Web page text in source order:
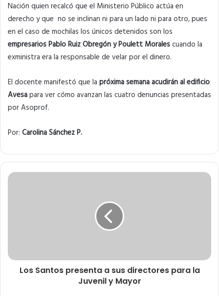
Nación quien recalcó que el Ministerio Público actúa en
derecho y que no se inclinan ni para un lado ni para otro, pues
en el caso de mochilas los únicos detenidos son los
empresarios Pablo Ruiz Obregón y Poulett Moralescuando la
exministra era la responsable de velar por el dinero.
El docente manifestó que la próxima semana acudirán al edificio
Avesapara ver cómo avanzan las cuatro denuncias presentadas
por Asoprof.
Por: Carolina Sánchez P.
Los Santos presenta a sus directores para la
Juvenil y Mayor